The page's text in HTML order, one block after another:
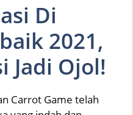
Di
2021,
Jadi Ojol!
Carrot Game telah